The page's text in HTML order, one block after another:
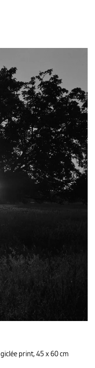
print, 45 x 60 cm